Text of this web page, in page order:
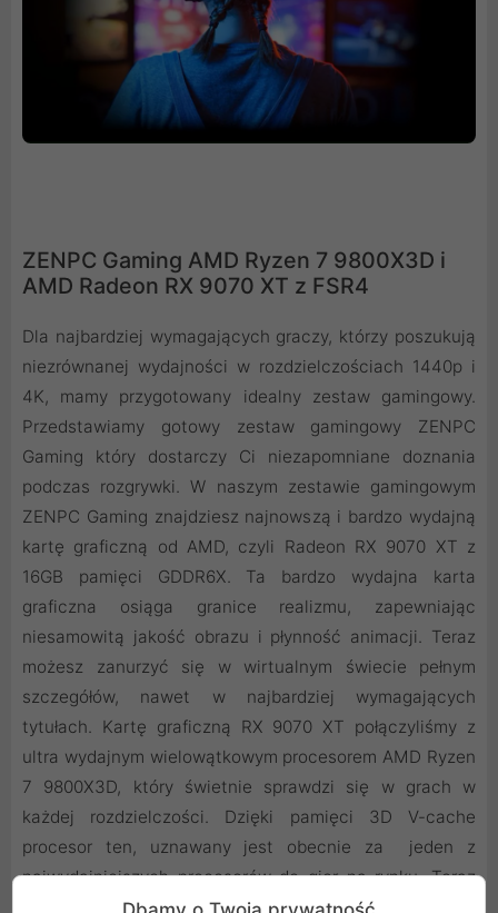
ZENPC Gaming AMD Ryzen 7 9800X3D i
AMD Radeon RX 9070 XT z FSR4
Dla najbardziej wymagających graczy, którzy poszukują
niezrównanej wydajności w rozdzielczościach 1440p i
4K, mamy przygotowany idealny zestaw gamingowy.
Przedstawiamy gotowy zestaw gamingowy ZENPC
Gaming który dostarczy Ci niezapomniane doznania
podczas rozgrywki. W naszym zestawie gamingowym
ZENPC Gaming znajdziesz najnowszą i bardzo wydajną
kartę graficzną od AMD, czyli Radeon RX 9070 XT z
16GB pamięci GDDR6X. Ta bardzo wydajna karta
graficzna osiąga granice realizmu, zapewniając
niesamowitą jakość obrazu i płynność animacji. Teraz
możesz zanurzyć się w wirtualnym świecie pełnym
szczegółów, nawet w najbardziej wymagających
tytułach. Kartę graficzną RX 9070 XT połączyliśmy z
ultra wydajnym wielowątkowym procesorem AMD Ryzen
7 9800X3D, który świetnie sprawdzi się w grach w
każdej rozdzielczości. Dzięki pamięci 3D V-cache
procesor ten, uznawany jest obecnie za jeden z
najwydajniejszych procesorów do gier na rynku. Teraz
możesz cieszyć się niesamowitą ostrością, bogatymi